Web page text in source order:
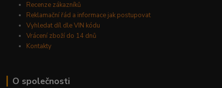
Recenze zákazníků
Reklamační řád a informace jak postupovat
Vyhledat díl dle VIN kódu
Vrácení zboží do 14 dnů
Kontakty
O společnosti